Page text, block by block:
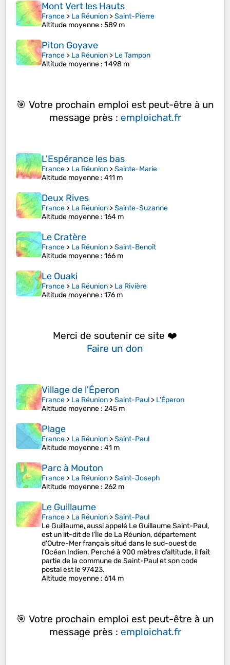
Mont Vert les Hauts
France > La Réunion >Saint-Pierre
Altitude moyenne : 589 m
Piton Goyave
France > La Réunion > Le Tampon
Altitude moyenne : 1 498 m
🎯 Votre prochain emploi est peut-être à un
message près : emploichat.fr
L'Espérance les bas
France > La Réunion >Sainte-Marie
Altitude moyenne : 411 m
Deux Rives
France > La Réunion >Sainte-Suzanne
Altitude moyenne : 164 m
Le Cratère
France > La Réunion >Saint-Benoît
Altitude moyenne : 166 m
Le Ouaki
France > La Réunion > La Rivière
Altitude moyenne : 176 m
Merci de soutenir ce site ❤️
Faire un don
Village de l'Éperon
France > La Réunion >Saint-Paul > L'Éperon
Altitude moyenne : 245 m
Plage
France > La Réunion >Saint-Paul
Altitude moyenne : 41 m
Parc à Mouton
France > La Réunion >Saint-Joseph
Altitude moyenne : 262 m
Le Guillaume
France > La Réunion >Saint-Paul
Le Guillaume, aussi appelé Le Guillaume Saint-Paul,
est un lit-dit de l'Île de La Réunion, département
d'Outre-Mer français situé dans le sud-ouest de
l'Océan Indien. Perché à 900 mètres d’altitude, il fait
partie de la commune de Saint-Paul et son code
postal est le 97423.
Altitude moyenne : 614 m
🎯 Votre prochain emploi est peut-être à un
message près : emploichat.fr